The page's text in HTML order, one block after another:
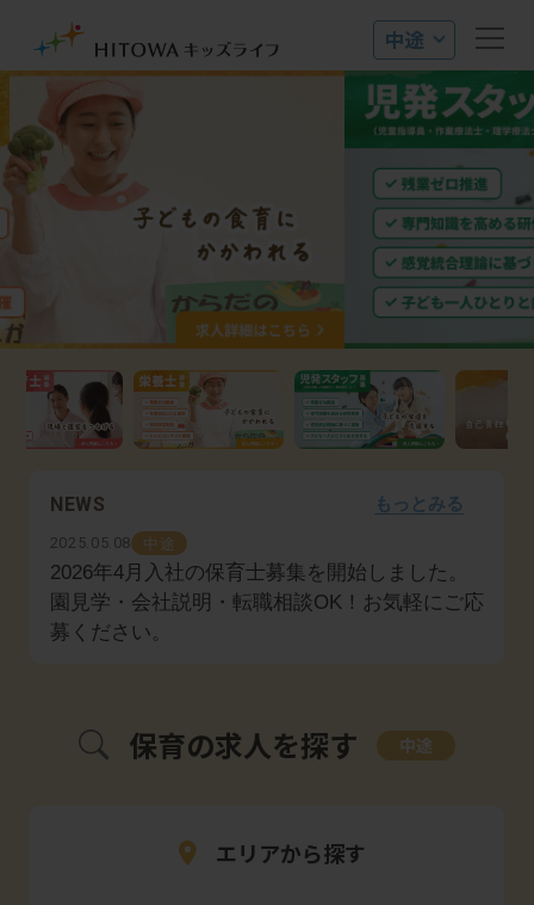
もっとみる
NEWS
2025.05.08 中途
2026年4月入社の保育士募集を開始しました。
園見学・会社説明・転職相談OK！お気軽にご応
募ください。